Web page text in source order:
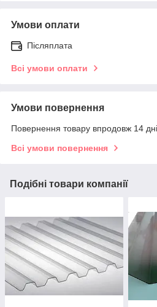
Умови оплати
Післяплата
Всі умови оплати
Умови повернення
Повернення товару впродовж 14
Всі умови повернення
Подібні товари компанії